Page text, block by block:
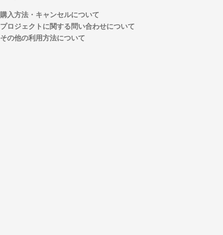
購入方法・キャンセルについて
プロジェクトに関する問い合わせについて
その他の利用方法について